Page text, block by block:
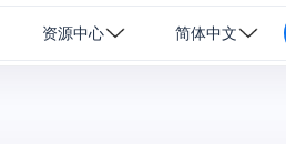
资源中心 简体中文